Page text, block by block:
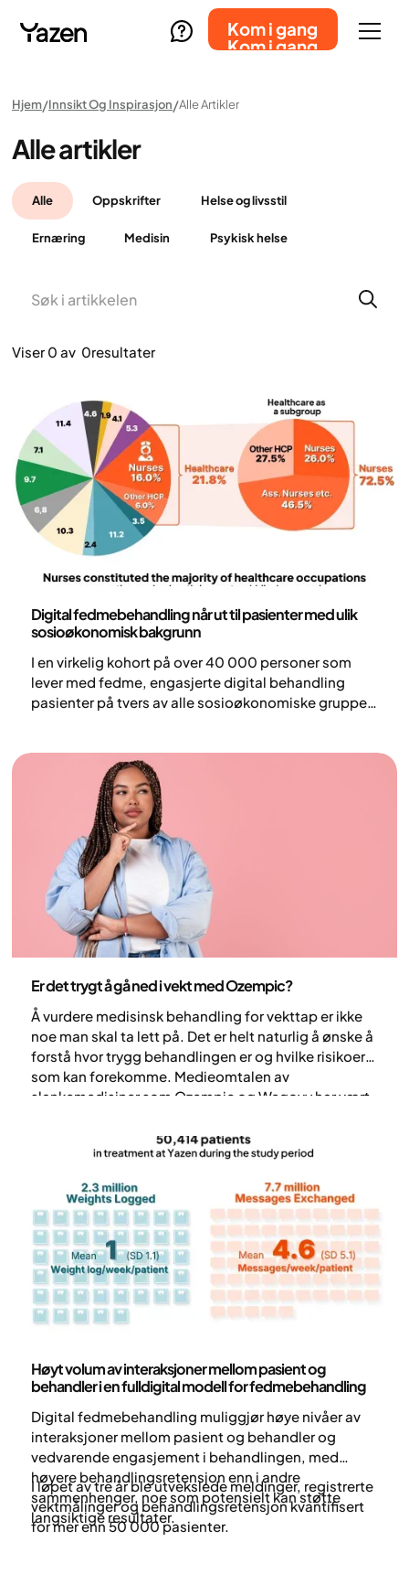
Kom i gang
Kom i gang
Hjem Innsikt Og Inspirasjon Alle Artikler
Alle artikler
Alle Oppskrifter Helse og livsstil
Ernæring Medisin Psykisk helse
Viser0 av 0resultater
Digital fedmebehandling når ut til pasienter med ulik
sosioøkonomisk bakgrunn
I en virkelig kohort på over 40 000 personer som
lever med fedme, engasjerte digital behandling
pasienter på tvers av alle sosioøkonomiske grupper,
være den viktigste årsaken til behandlingsavbrudd,
der økonomiske barrierer i uforholdsmessig stor
grad begrenset langsiktig tilgang og kontinuitet i
behandlingen.
Er det trygt å gå ned i vekt med Ozempic?
Å vurdere medisinsk behandling for vekttap er ikke
noe man skal ta lett på. Det er helt naturlig å ønske å
forstå hvor trygg behandlingen er og hvilke risikoer
som kan forekomme. Medieomtalen av
slankemedisiner som Ozempic og Wegovy har vært
motstridende. For å kunne ta et godt og informert
valg er det derfor viktig å støtte seg på vitenskapelig
Høyt volum av interaksjoner mellom pasient og
behandler i en fulldigital modell for fedmebehandling
Digital fedmebehandling muliggjør høye nivåer av
interaksjoner mellom pasient og behandler og
vedvarende engasjement i behandlingen, med
høyere behandlingsretensjon enn i andre
sammenhenger, noe som potensielt kan støtte
langsiktige resultater.
I løpet av tre år ble utvekslede meldinger, registrerte
vektmålinger og behandlingsretensjon kvantifisert
for mer enn 50 000 pasienter.